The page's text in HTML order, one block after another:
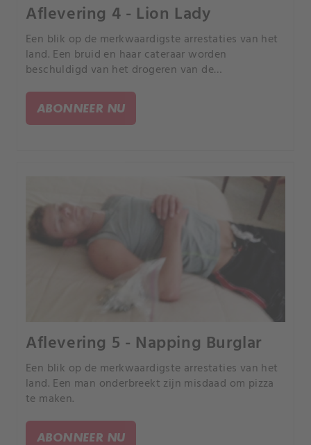
Aflevering 4 - Lion Lady
Een blik op de merkwaardigste arrestaties van het
land. Een bruid en haar cateraar worden
beschuldigd van het drogeren van de
ABONNEER NU
Aflevering 5 - Napping Burglar
Een blik op de merkwaardigste arrestaties van het
land. Een man onderbreekt zijn misdaad om pizza
te maken.
ABONNEER NU